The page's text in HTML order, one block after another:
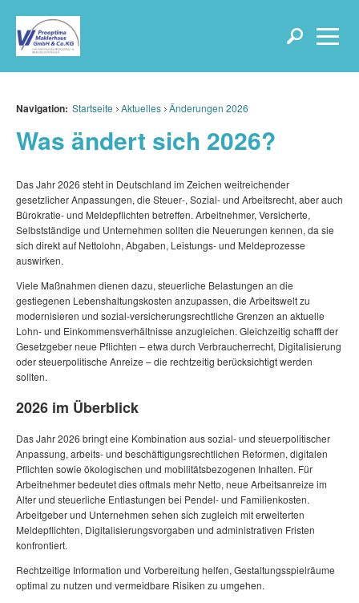
Navigation: Startseite Aktuelles Änderungen 2026
Was ändert sich 2026?
Das Jahr 2026 steht in Deutschland im Zeichen weitreichender
gesetzlicher Anpassungen, die Steuer‑, Sozial‑ und Arbeitsrecht, aber auch
Bürokratie‑ und Meldepflichten betreffen. Arbeitnehmer, Versicherte,
Selbstständige und Unternehmen sollten die Neuerungen kennen, da sie
sich direkt auf Nettolohn, Abgaben, Leistungs‑ und Meldeprozesse
auswirken.
Viele Maßnahmen dienen dazu, steuerliche Belastungen an die
gestiegenen Lebenshaltungskosten anzupassen, die Arbeitswelt zu
modernisieren und sozial‑versicherungsrechtliche Grenzen an aktuelle
Lohn‑ und Einkommensverhältnisse anzugleichen. Gleichzeitig schafft der
Gesetzgeber neue Pflichten – etwa durch Verbraucherrecht, Digitalisierung
oder steuerpolitische Anreize – die rechtzeitig berücksichtigt werden
sollten.
2026 im Überblick
Das Jahr 2026 bringt eine Kombination aus sozial‑ und steuerpolitischer
Anpassung, arbeits‑ und beschäftigungsrechtlichen Reformen, digitalen
Pflichten sowie ökologischen und mobilitätsbezogenen Inhalten. Für
Arbeitnehmer bedeutet dies oftmals mehr Netto, neue Arbeitsanreize im
Alter und steuerliche Entlastungen bei Pendel‑ und Familienkosten.
Arbeitgeber und Unternehmen sehen sich zugleich mit erweiterten
Meldepflichten, Digitalisierungsvorgaben und administrativen Fristen
konfrontiert.
Rechtzeitige Information und Vorbereitung helfen, Gestaltungsspielräume
optimal zu nutzen und vermeidbare Risiken zu umgehen.